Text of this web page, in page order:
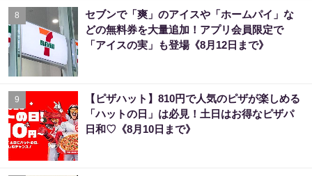
8
セブンで「爽」のアイスや「ホームパイ」な
どの無料券を大量追加！アプリ会員限定で
「アイスの実」も登場《8月12日まで》
9
【ピザハット】810円で人気のピザが楽しめる
「ハットの日」は必見！土日はお得なピザパ
日和♡《8月10日まで》